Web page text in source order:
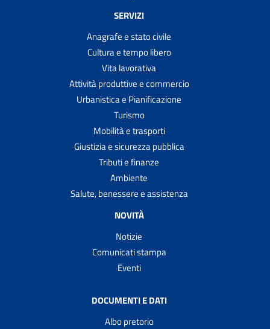
SERVIZI
Anagrafe e stato civile
Cultura e tempo libero
Vita lavorativa
Attività produttive e commercio
Urbanistica e Pianificazione
Turismo
Mobilità e trasporti
Giustizia e sicurezza pubblica
Tributi e finanze
Ambiente
Salute, benessere e assistenza
NOVITÀ
Notizie
Comunicati stampa
Eventi
DOCUMENTI E DATI
Albo pretorio